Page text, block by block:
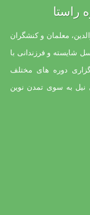
راستا
معلمان و کنشگران
شایسته و فرزندانی با
دوره های مختلف
نیل به سوی تمدن نوین